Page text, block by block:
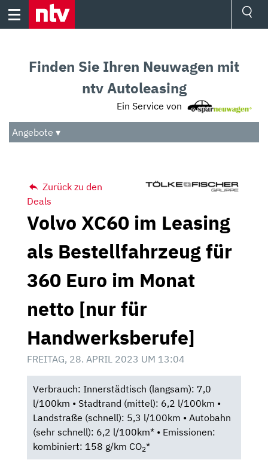
Skip
Audio
Das Beste
Finden Sie Ihren Neuwagen mit
ntv Autoleasing
Ein Service von
Angebote ▾
Zurück zu den
Deals
Volvo XC60 im Leasing
als Bestellfahrzeug für
360 Euro im Monat
netto [nur für
Handwerksberufe]
FREITAG, 28. APRIL 2023 UM 13:04
Verbrauch: Innerstädtisch (langsam): 7,0
l/100km • Stadtrand (mittel): 6,2 l/100km •
Landstraße (schnell): 5,3 l/100km • Autobahn
(sehr schnell): 6,2 l/100km* • Emissionen:
kombiniert: 158 g/km CO2*